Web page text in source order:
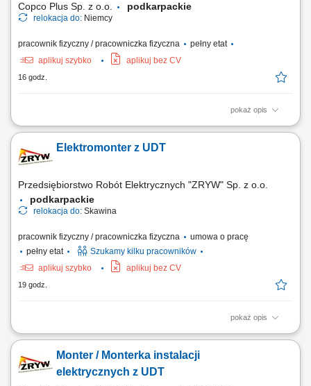
Copco Plus Sp. z o.o. podkarpackie
relokacja do: Niemcy
pracownik fizyczny / pracowniczka fizyczna
pełny etat
aplikuj szybko
aplikuj bez CV
16 godz.
pokaż opis
Obowiązki: Montaż instalacji elektrycznych w różnych typach obiektów:
Wykonywanie pomiarów elektrycznych.
Elektromonter z UDT
Przedsiębiorstwo Robót Elektrycznych "ZRYW" Sp. z o.o.
podkarpackie
relokacja do: Skawina
pracownik fizyczny / pracowniczka fizyczna
umowa o pracę
pełny etat
Szukamy kilku pracowników
aplikuj szybko
aplikuj bez CV
19 godz.
pokaż opis
montaż instalacji elektrycznych
Monter / Monterka instalacji
elektrycznych z UDT